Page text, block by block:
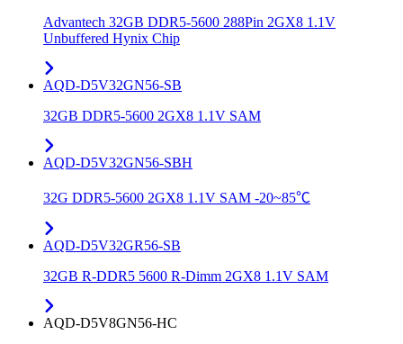
Advantech 32GB DDR5-5600 288Pin 2GX8 1.1V
Unbuffered Hynix Chip
AQD-D5V32GN56-SB
32GB DDR5-5600 2GX8 1.1V SAM
AQD-D5V32GN56-SBH
32G DDR5-5600 2GX8 1.1V SAM -20~85℃
AQD-D5V32GR56-SB
32GB R-DDR5 5600 R-Dimm 2GX8 1.1V SAM
AQD-D5V8GN56-HC